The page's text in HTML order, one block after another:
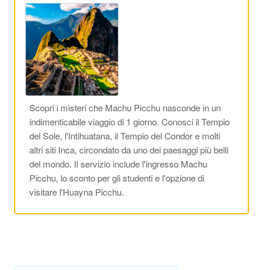
Scopri i misteri che Machu Picchu nasconde in un
indimenticabile viaggio di 1 giorno. Conosci il Tempio
del Sole, l'Intihuatana, il Tempio del Condor e molti
altri siti Inca, circondato da uno dei paesaggi più belli
del mondo. Il servizio include l'ingresso Machu
Picchu, lo sconto per gli studenti e l'opzione di
visitare l'Huayna Picchu.